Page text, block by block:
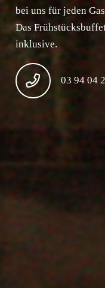
bei uns für jeden
Das
inklusive.
03 94 04